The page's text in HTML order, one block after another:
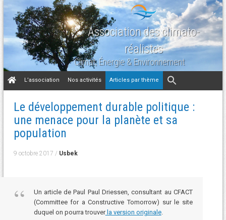
Association des climato-
réalistes
Climat, Énergie & Environnement
Aller
au
L’association Nos activités Articles par thème
Le développement durable politique :
une menace pour la planète et sa
population
9 octobre 2017 / Usbek
Un article de Paul Paul Driessen, consultant au CFACT
(Committee for a Constructive Tomorrow) sur le site
duquel on pourra trouverla version originale.